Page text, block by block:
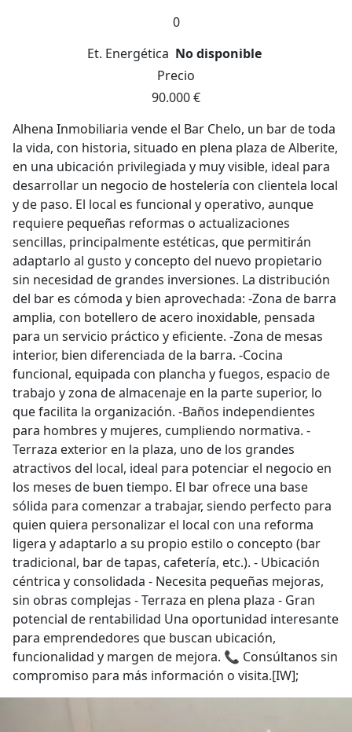
0
Et. Energética No disponible
Precio
90.000 €
Alhena Inmobiliaria vende el Bar Chelo, un bar de toda
la vida, con historia, situado en plena plaza de Alberite,
en una ubicación privilegiada y muy visible, ideal para
desarrollar un negocio de hostelería con clientela local
y de paso. El local es funcional y operativo, aunque
requiere pequeñas reformas o actualizaciones
sencillas, principalmente estéticas, que permitirán
adaptarlo al gusto y concepto del nuevo propietario
sin necesidad de grandes inversiones. La distribución
del bar es cómoda y bien aprovechada: -Zona de barra
amplia, con botellero de acero inoxidable, pensada
para un servicio práctico y eficiente. -Zona de mesas
interior, bien diferenciada de la barra. -Cocina
funcional, equipada con plancha y fuegos, espacio de
trabajo y zona de almacenaje en la parte superior, lo
que facilita la organización. -Baños independientes
para hombres y mujeres, cumpliendo normativa. -
Terraza exterior en la plaza, uno de los grandes
atractivos del local, ideal para potenciar el negocio en
los meses de buen tiempo. El bar ofrece una base
sólida para comenzar a trabajar, siendo perfecto para
quien quiera personalizar el local con una reforma
ligera y adaptarlo a su propio estilo o concepto (bar
tradicional, bar de tapas, cafetería, etc.). - Ubicación
céntrica y consolidada - Necesita pequeñas mejoras,
sin obras complejas - Terraza en plena plaza - Gran
potencial de rentabilidad Una oportunidad interesante
para emprendedores que buscan ubicación,
funcionalidad y margen de mejora. 📞 Consúltanos sin
compromiso para más información o visita.[IW];